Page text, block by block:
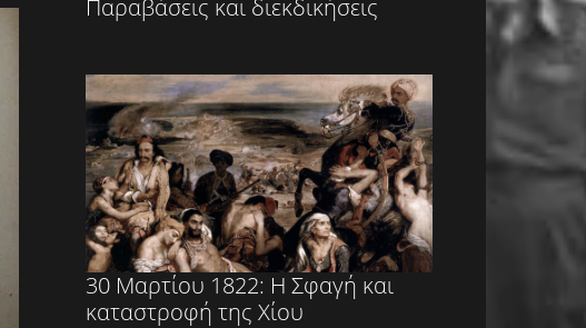
Παραβάσεις και διεκδικήσεις
30 Μαρτίου 1822: Η Σφαγή και
καταστροφή της Χίου